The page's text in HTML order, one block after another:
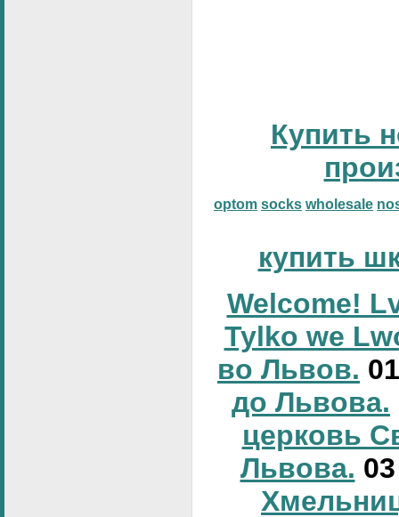
Купить
optom socks wholesale
купить
Welcome!
Tylko we
во Львов.
до Львова.
церковь
Львова.